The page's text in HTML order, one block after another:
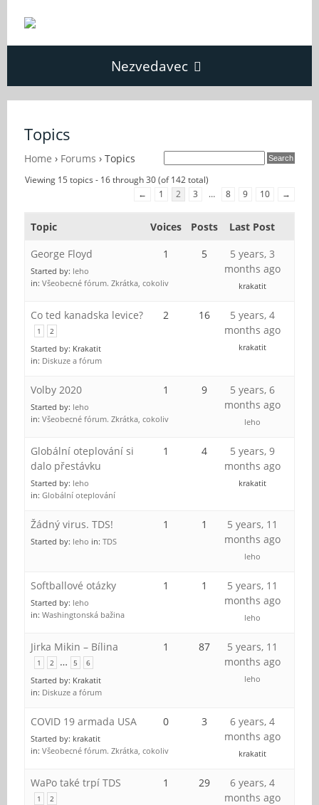
Nezvedavec
Fórum
O Nezvědavci
Kontakt
Topics
Home › Forums › Topics
Viewing 15 topics - 16 through 30 (of 142 total)
←
1 2 3 … 8 9 10 →
Topic Voices Posts
Last Post
George Floyd
Started by: leho
in: Všeobecné fórum. Zkrátka, cokoliv
1 5
5 years, 3
months ago
krakatit
Co ted kanadska levice?
1 2
Started by: Krakatit
in: Diskuze a fórum
2 16
5 years, 4
months ago
krakatit
Volby 2020
Started by: leho
in: Všeobecné fórum. Zkrátka, cokoliv
1 9
5 years, 6
months ago
leho
Globální oteplování si
dalo přestávku
Started by: leho
in: Globální oteplování
1 4
5 years, 9
months ago
krakatit
Žádný virus. TDS!
Started by: leho in: TDS
1 1
5 years, 11
months ago
leho
Softballové otázky
Started by: leho
in: Washingtonská bažina
1 1
5 years, 11
months ago
leho
Jirka Mikin – Bílina
1 2 … 5 6
Started by: Krakatit
in: Diskuze a fórum
1 87
5 years, 11
months ago
leho
COVID 19 armada USA
Started by: krakatit
in: Všeobecné fórum. Zkrátka, cokoliv
0 3
6 years, 4
months ago
krakatit
WaPo také trpí TDS
1 2
1 29
6 years, 4
months ago